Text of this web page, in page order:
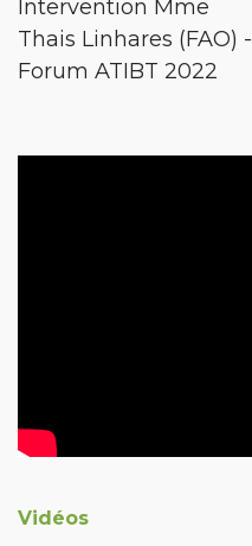
Intervention Mme
Thais Linhares (FAO) -
Forum ATIBT 2022
Vidéos